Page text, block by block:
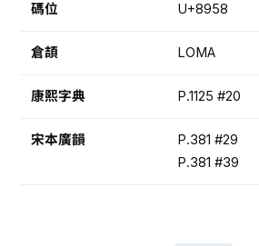
碼位 U+8958
倉頡 LOMA
康熙字典 P.1125 #20
宋本廣韻
P.381 #29
P.381 #39